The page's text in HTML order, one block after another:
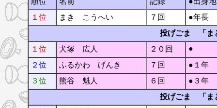
１位
まき こうへい ７回
●年長
投げごま 「ま
１位
犬塚 広人 ２０回
●
２位
ふるかわ げんき ７回
●１年
３位
熊谷 魁人 ６回
●３年
投げごま 「ま